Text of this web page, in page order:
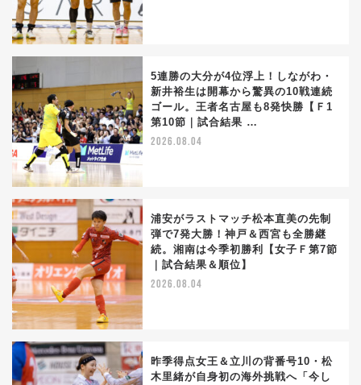
5連勝の大分が4位浮上！しながわ・
新井裕生は開幕から驚異の10戦連続
ゴール。王者名古屋も8発快勝【Ｆ1
第10節｜試合結果 …
2026.08.04
浦安がラストマッチ松本直美の先制
弾で7発大勝！神戸＆西宮も全勝継
続。湘南は今季初勝利【女子Ｆ第7節
｜試合結果＆順位】
2026.08.04
昨季得点女王＆立川の背番号10・松
木里緒が自身初の海外挑戦へ「今し